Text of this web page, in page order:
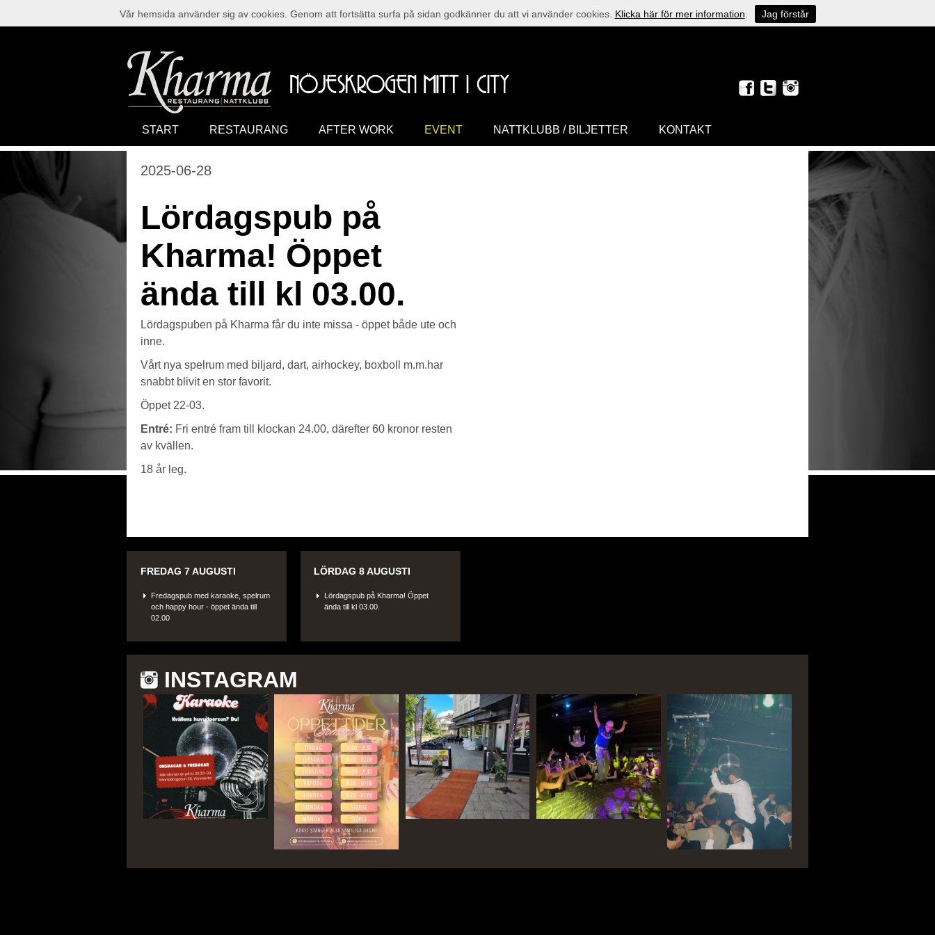
START RESTAURANG AFTER WORK EVENT NATTKLUBB / BILJETTER KONTAKT
2025-06-28
Lördagspub på
Kharma! Öppet
ända till kl 03.00.
Lördagspuben på Kharma får du inte missa - öppet både ute och
inne.
Vårt nya spelrum med biljard, dart, airhockey, boxboll m.m.har
snabbt blivit en stor favorit.
Öppet 22-03.
Entré: Fri entré fram till klockan 24.00, därefter 60 kronor resten
av kvällen.
18 år leg.
FREDAG 7 AUGUSTI
Fredagspub med karaoke, spelrum
och happy hour - öppet ända till
02.00
LÖRDAG 8 AUGUSTI
Lördagspub på Kharma! Öppet
ända till kl 03.00.
INSTAGRAM
Vår hemsida använder sig av cookies. Genom att fortsätta surfa på sidan godkänner du att vi använder cookies. Klicka här för mer information Jag förstår